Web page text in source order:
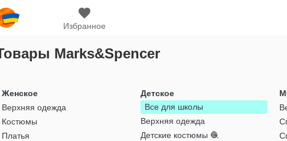
Избранное
Marks&Spencer
Женское
Верхняя одежда
Костюмы
Платья
Детское
Все для школы
Верхняя одежда
Детские костюмы 🧶